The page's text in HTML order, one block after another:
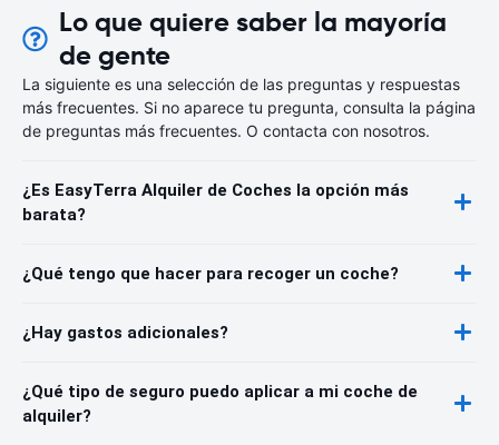
Lo que quiere saber la mayoría
de gente
La siguiente es una selección de las preguntas y respuestas
más frecuentes. Si no aparece tu pregunta, consulta la página
de preguntas más frecuentes. O contacta con nosotros.
¿Es EasyTerra Alquiler de Coches la opción más
barata?
¿Qué tengo que hacer para recoger un coche?
¿Hay gastos adicionales?
¿Qué tipo de seguro puedo aplicar a mi coche de
alquiler?